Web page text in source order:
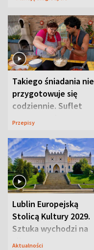
Takiego śniadania nie
przygotowuje się
codziennie. Suflet
serowy zachwyca
Przepisy
Lublin Europejską
Stolicą Kultury 2029.
Sztuka wychodzi na
ulice
Aktualności